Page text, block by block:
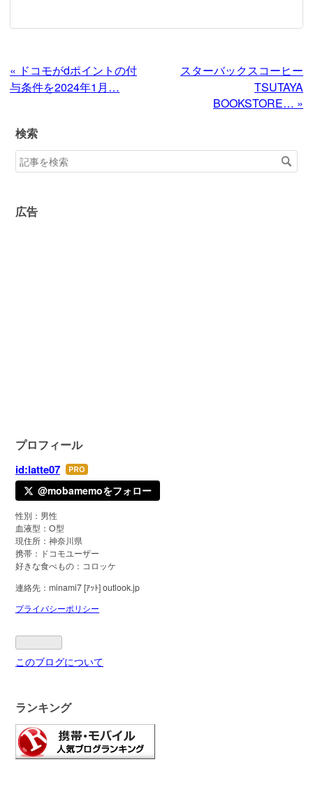
« ドコモがdポイントの付
与条件を2024年1月…
スターバックスコーヒー
TSUTAYA
BOOKSTORE… »
検索
広告
プロフィール
id:latte07 はて
なブ
ログ
@mobamemoをフォロー
性別：男性
血液型：O型
現住所：神奈川県
携帯：ドコモユーザー
好きな食べもの：コロッケ
連絡先：minami7 [ｱｯﾄ] outlook.jp
プライバシーポリシー
このブログについて
ランキング